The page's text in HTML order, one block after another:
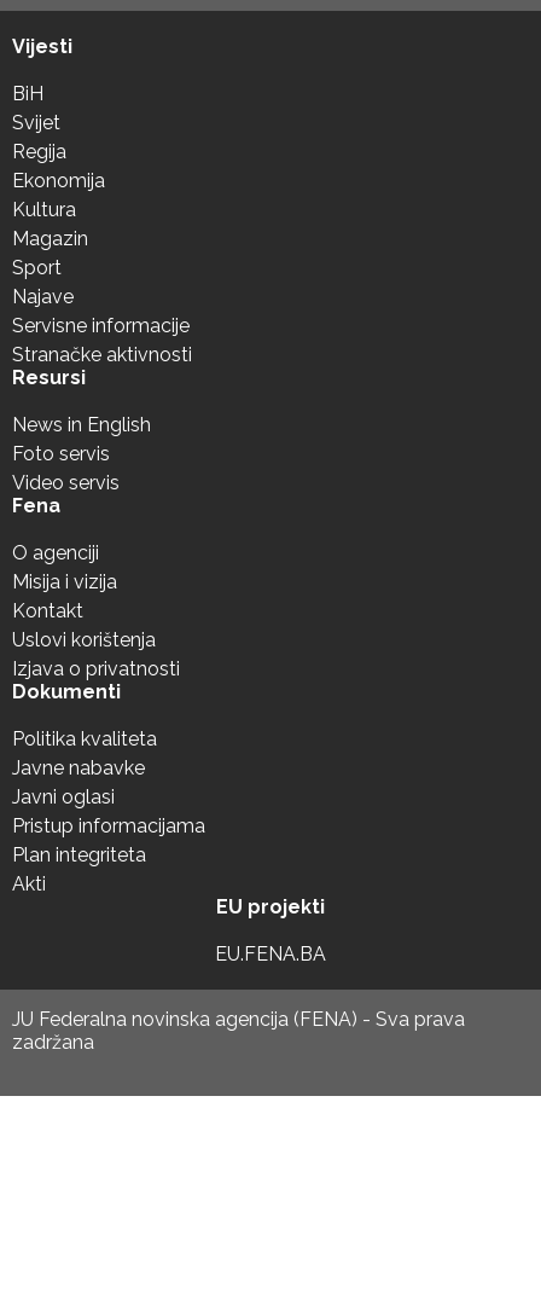
Vijesti
BiH
Svijet
Regija
Ekonomija
Kultura
Magazin
Sport
Najave
Servisne informacije
Stranačke aktivnosti
Resursi
News in English
Foto servis
Video servis
Fena
O agenciji
Misija i vizija
Kontakt
Uslovi korištenja
Izjava o privatnosti
Dokumenti
Politika kvaliteta
Javne nabavke
Javni oglasi
Pristup informacijama
Plan integriteta
Akti
EU projekti
EU.FENA.BA
JU Federalna novinska agencija (FENA) - Sva prava
zadržana